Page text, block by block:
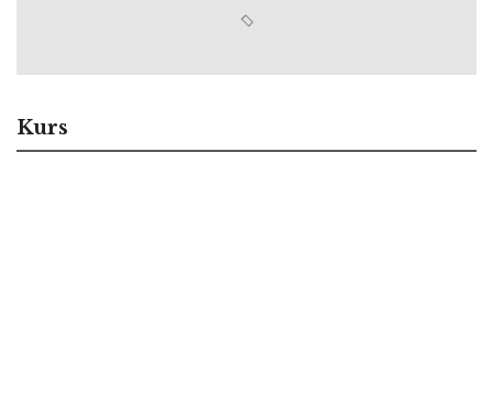
Kurs